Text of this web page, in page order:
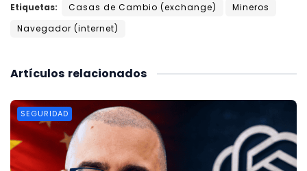
Etiquetas: Casas de Cambio (exchange)
Mineros
Navegador (internet)
relacionados
Artículos
SEGURIDAD